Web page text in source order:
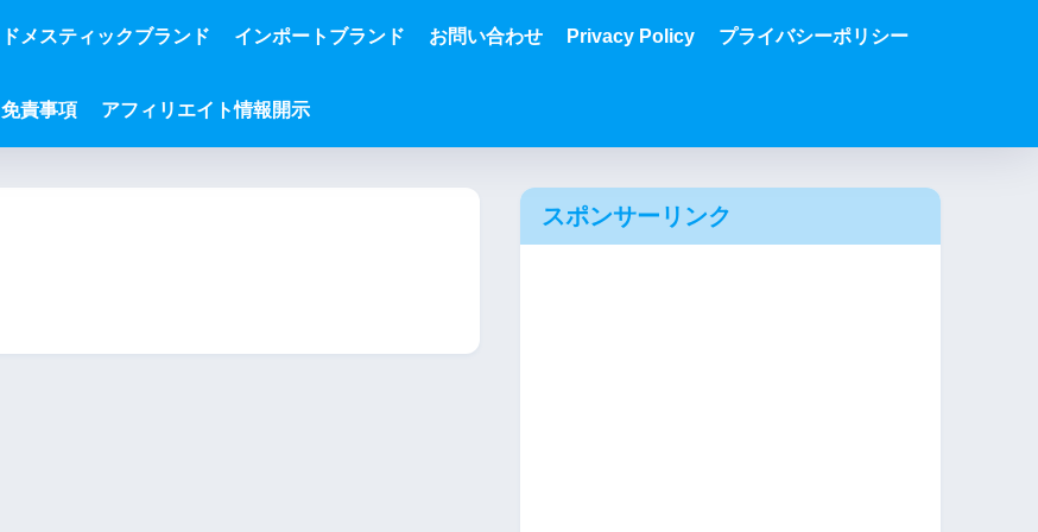
ドメスティックブランド インポートブランド お問い合わせ Privacy Policy プライバシーポリシー
免責事項 アフィリエイト情報開示
スポンサーリンク